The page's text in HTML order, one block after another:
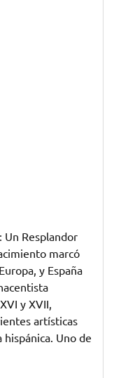
Un Resplandor
marcó
y España
y XVII,
artísticas
Uno de